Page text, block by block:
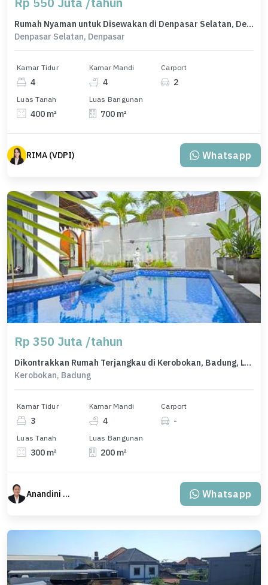
Rumah Nyaman untuk Disewakan di Denpasar Selatan, Denpasar, Harga 550 Juta /tahun
Denpasar Selatan, Denpasar
Kamar Tidur
4
Kamar Mandi
4
Carport
2
Luas Tanah
400 m²
Luas Bangunan
700 m²
RIMA (VDPI) Whatsapp
Rp 350 Juta /tahun
Dikontrakkan Rumah Terjangkau di Kerobokan, Badung, LT 300m²
Kerobokan, Badung
Kamar Tidur
3
Kamar Mandi
4
Carport
-
Luas Tanah
300 m²
Luas Bangunan
200 m²
Anandini Property Whatsapp